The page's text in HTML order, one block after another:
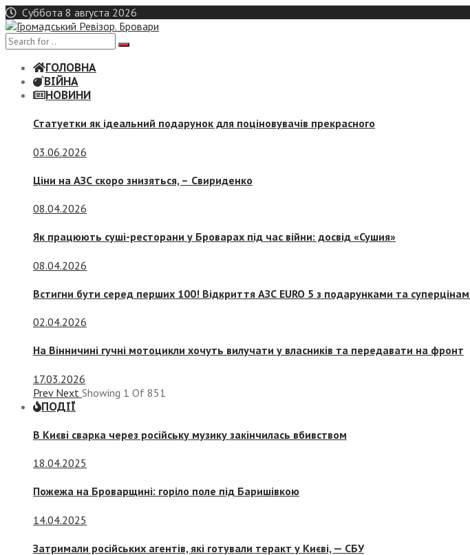
Skip
to
content
Суббота 8 августа 2026
ГОЛОВНА
ВІЙНА
НОВИНИ
Статуетки як ідеальний подарунок для поціновувачів прекрасного
03.06.2026
Ціни на АЗС скоро знизяться, – Свириденко
08.04.2026
Як працюють суші-ресторани у Броварах під час війни: досвід «Сушия»
08.04.2026
Встигни бути серед перших 100! Відкриття АЗС EURO 5 з подарунками та
02.04.2026
На Вінничині гучні мотоцикли хочуть вилучати у власників та передавати на фронт
17.03.2026
Prev Next Showing 1 Of 851
ПОДІЇ
В Києві сварка через російську музику закінчилась вбивством
18.04.2025
Пожежа на Броварщині: горіло поле під Баришівкою
14.04.2025
Затримали російських агентів, які готували теракт у Києві, — СБУ